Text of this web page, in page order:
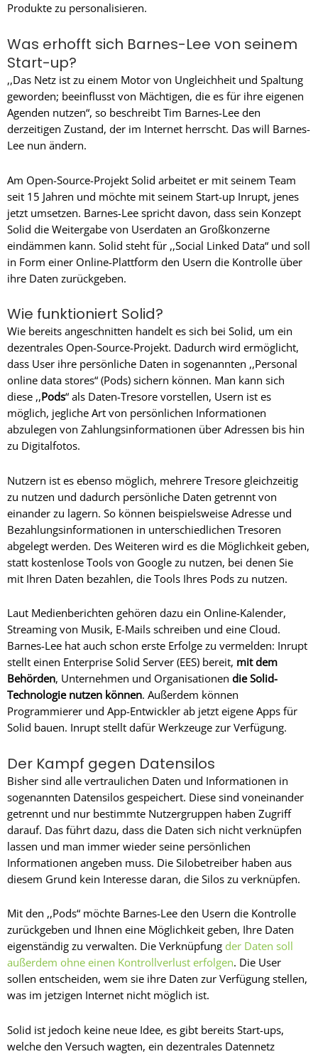
Produkte zu personalisieren.
Was erhofft sich Barnes-Lee von seinem
Start-up?
,,Das Netz ist zu einem Motor von Ungleichheit und Spaltung
geworden; beeinflusst von Mächtigen, die es für ihre eigenen
Agenden nutzen“, so beschreibt Tim Barnes-Lee den
derzeitigen Zustand, der im Internet herrscht. Das will Barnes-
Lee nun ändern.
Am Open-Source-Projekt Solid arbeitet er mit seinem Team
seit 15 Jahren und möchte mit seinem Start-up Inrupt, jenes
jetzt umsetzen. Barnes-Lee spricht davon, dass sein Konzept
Solid die Weitergabe von Userdaten an Großkonzerne
eindämmen kann. Solid steht für ,,Social Linked Data“ und soll
in Form einer Online-Plattform den Usern die Kontrolle über
ihre Daten zurückgeben.
Wie funktioniert Solid?
Wie bereits angeschnitten handelt es sich bei Solid, um ein
dezentrales Open-Source-Projekt. Dadurch wird ermöglicht,
dass User ihre persönliche Daten in sogenannten ,,Personal
online data stores“ (Pods) sichern können. Man kann sich
diese ,,Pods“ als Daten-Tresore vorstellen, Usern ist es
möglich, jegliche Art von persönlichen Informationen
abzulegen von Zahlungsinformationen über Adressen bis hin
zu Digitalfotos.
Nutzern ist es ebenso möglich, mehrere Tresore gleichzeitig
zu nutzen und dadurch persönliche Daten getrennt von
einander zu lagern. So können beispielsweise Adresse und
Bezahlungsinformationen in unterschiedlichen Tresoren
abgelegt werden. Des Weiteren wird es die Möglichkeit geben,
statt kostenlose Tools von Google zu nutzen, bei denen Sie
mit Ihren Daten bezahlen, die Tools Ihres Pods zu nutzen.
Laut Medienberichten gehören dazu ein Online-Kalender,
Streaming von Musik, E-Mails schreiben und eine Cloud.
Barnes-Lee hat auch schon erste Erfolge zu vermelden: Inrupt
stellt einen Enterprise Solid Server (EES) bereit, mit dem
Behörden, Unternehmen und Organisationen die Solid-
Technologie nutzen können. Außerdem können
Programmierer und App-Entwickler ab jetzt eigene Apps für
Solid bauen. Inrupt stellt dafür Werkzeuge zur Verfügung.
Der Kampf gegen Datensilos
Bisher sind alle vertraulichen Daten und Informationen in
sogenannten Datensilos gespeichert. Diese sind voneinander
getrennt und nur bestimmte Nutzergruppen haben Zugriff
darauf. Das führt dazu, dass die Daten sich nicht verknüpfen
lassen und man immer wieder seine persönlichen
Informationen angeben muss. Die Silobetreiber haben aus
diesem Grund kein Interesse daran, die Silos zu verknüpfen.
Mit den ,,Pods“ möchte Barnes-Lee den Usern die Kontrolle
zurückgeben und Ihnen eine Möglichkeit geben, Ihre Daten
eigenständig zu verwalten. Die Verknüpfung der Daten soll
außerdem ohne einen Kontrollverlust erfolgen. Die User
sollen entscheiden, wem sie ihre Daten zur Verfügung stellen,
was im jetzigen Internet nicht möglich ist.
Solid ist jedoch keine neue Idee, es gibt bereits Start-ups,
welche den Versuch wagten, ein dezentrales Datennetz